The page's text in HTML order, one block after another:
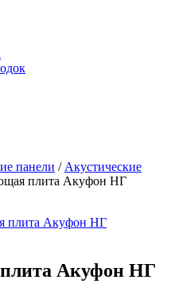
панели / Акустические
плита Акуфон НГ
Акуфон НГ